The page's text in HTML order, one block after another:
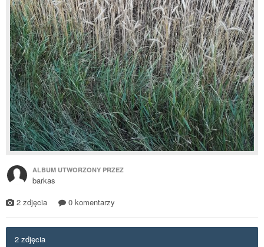
ALBUM UTWORZONY PRZEZ
barkas
2 zdjęcia
0 komentarzy
2 zdjęcia